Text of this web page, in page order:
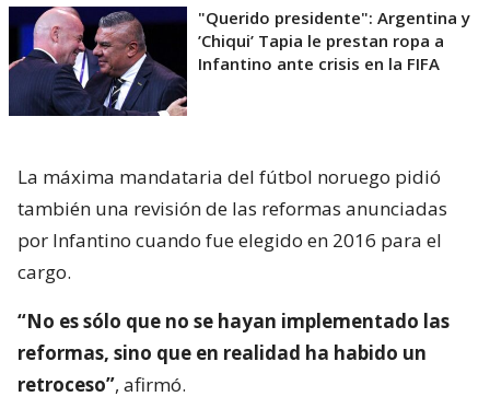
"Querido presidente": Argentina y
’Chiqui’ Tapia le prestan ropa a
Infantino ante crisis en la FIFA
La máxima mandataria del fútbol noruego pidió
también una revisión de las reformas anunciadas
por Infantino cuando fue elegido en 2016 para el
cargo.
“No es sólo que no se hayan implementado las
reformas, sino que en realidad ha habido un
retroceso”, afirmó.